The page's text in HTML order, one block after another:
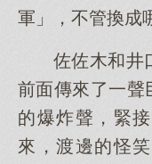
軍」，不管換成
佐佐木和井
前面傳來了一聲
的爆炸聲，緊
來，渡邊的怪